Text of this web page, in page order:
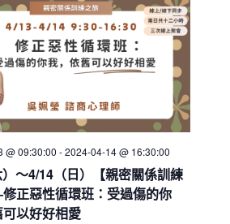
～4/14（日）【親密關係訓練
正惡性循環班：受過傷的你
以好好相愛
@ 09:30:00 -2024-04-14 @ 16:30:00